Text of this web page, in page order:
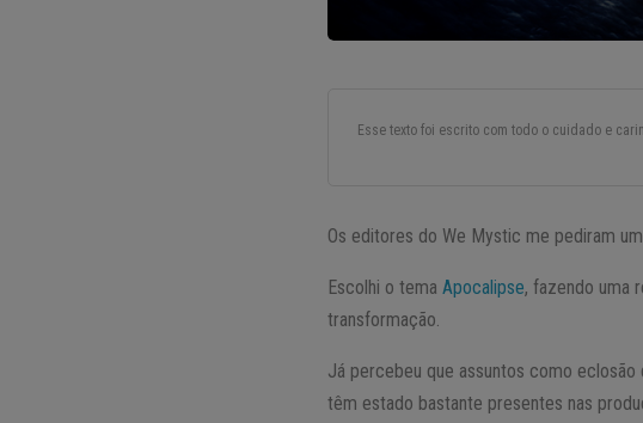
Esse texto foi escrito com todo o cuidado e
Os editores do We Mystic me pediram
Escolhi o temaApocalipse, fazendo uma
transformação.
Já percebeu que assuntos como
têm estado bastante presentes nas